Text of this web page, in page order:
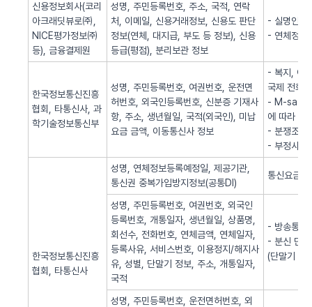
신용정보회사(코리
아크래딧뷰로㈜,
NICE평가정보㈜
등), 금융결제원
성명, 주민등록번호, 주소, 국적, 연락
처, 이메일, 신용거래정보, 신용도 판단
정보(연체, 대지급, 부도 등 정보), 신용
등급(평점), 분리보관 정보
- 실명인증
- 연체정보
한국정보통신진흥
협회, 타통신사, 과
학기술정보통신부
성명, 주민등록번호, 여권번호, 운전면
허번호, 외국인등록번호, 신분증 기재사
항, 주소, 생년월일, 국적(외국인), 미납
요금 금액, 이동통신사 정보
- 복지, 이
국제 전화
- M-safer
에 따라
- 분쟁조정
- 부정사용
한국정보통신진흥
협회, 타통신사
성명, 연체정보등록예정일, 제공기관,
통신권 중복가입방지정보(공통DI)
통신요금
성명, 주민등록번호, 여권번호, 외국인
등록번호, 개통일자, 생년월일, 상품명,
회선수, 전화번호, 연체금액, 연체일자,
등록사유, 서비스번호, 이용정지/해지사
유, 성별, 단말기 정보, 주소, 개통일자,
국적
- 방송통신
- 분신 단
(단말기 분
성명, 주민등록번호, 운전면허번호, 외